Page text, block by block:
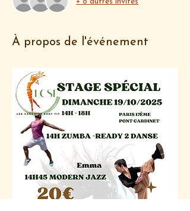
À propos de l'événement